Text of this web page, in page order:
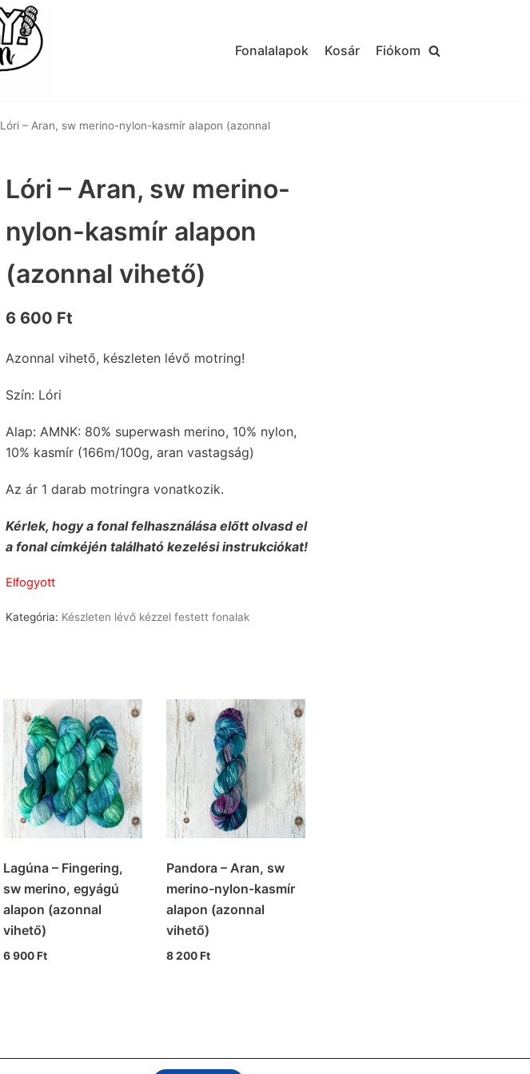
Fonalalapok Kosár Fiókom
Lóri – Aran, sw merino-nylon-kasmír alapon (azonnal
Lóri – Aran, sw merino-
nylon-kasmír alapon
(azonnal vihető)
6 600 Ft
Azonnal vihető, készleten lévő motring!
Szín: Lóri
Alap: AMNK: 80% superwash merino, 10% nylon,
10% kasmír (166m/100g, aran vastagság)
Az ár 1 darab motringra vonatkozik.
Kérlek, hogy a fonal felhasználása előtt olvasd el
a fonal címkéjén található kezelési instrukciókat!
Elfogyott
Kategória: Készleten lévő kézzel festett fonalak
Lagúna – Fingering,
sw merino, egyágú
alapon (azonnal
vihető)
6 900Ft
Pandora – Aran, sw
merino-nylon-kasmír
alapon (azonnal
vihető)
8 200Ft